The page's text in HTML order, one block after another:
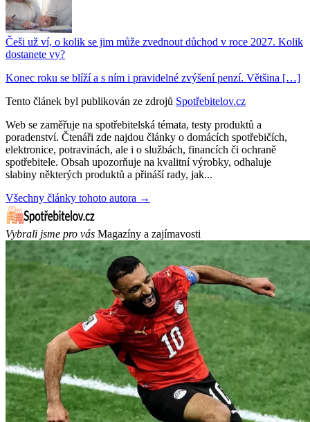
Češi už ví, o kolik se jim může zvednout důchod v roce 2027. Kolik
dostanete vy?
Konec roku se blíží a s ním i pravidelné zvýšení penzí. Většina […]
Tento článek byl publikován ze zdrojů Spotřebitelov.cz
Web se zaměřuje na spotřebitelská témata, testy produktů a
poradenství. Čtenáři zde najdou články o domácích spotřebičích,
elektronice, potravinách, ale i o službách, financích či ochraně
spotřebitele. Obsah upozorňuje na kvalitní výrobky, odhaluje
slabiny některých produktů a přináší rady, jak...
Všechny články tohoto autora →
Vybrali jsme pro vás Magazíny a zajímavosti